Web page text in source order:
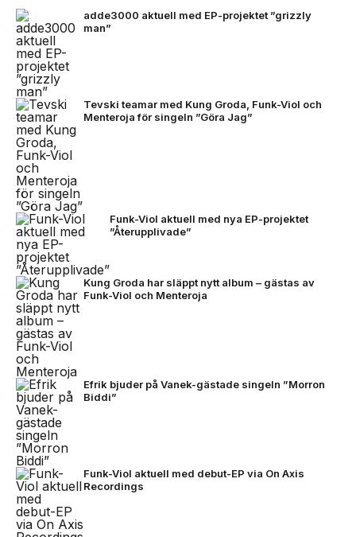
adde3000 aktuell med EP-projektet ”grizzly
man”
Tevski teamar med Kung Groda, Funk-Viol och
Menteroja för singeln ”Göra Jag”
Funk-Viol aktuell med nya EP-projektet
”Återupplivade”
Kung Groda har släppt nytt album – gästas av
Funk-Viol och Menteroja
Efrik bjuder på Vanek-gästade singeln ”Morron
Biddi”
Funk-Viol aktuell med debut-EP via On Axis
Recordings